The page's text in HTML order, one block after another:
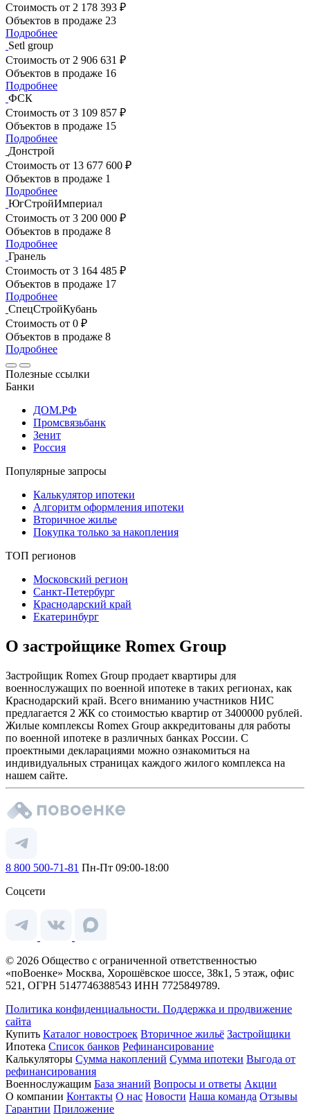
Стоимость от 2 178 393 ₽
Объектов в продаже 23
Подробнее
Setl group
Стоимость от 2 906 631 ₽
Объектов в продаже 16
Подробнее
ФСК
Стоимость от 3 109 857 ₽
Объектов в продаже 15
Подробнее
Донстрой
Стоимость от 13 677 600 ₽
Объектов в продаже 1
Подробнее
ЮгСтройИмпериал
Стоимость от 3 200 000 ₽
Объектов в продаже 8
Подробнее
Гранель
Стоимость от 3 164 485 ₽
Объектов в продаже 17
Подробнее
СпецСтройКубань
Стоимость от 0 ₽
Объектов в продаже 8
Подробнее
Полезные ссылки
Банки
ДОМ.РФ
Промсвязьбанк
Зенит
Россия
Популярные запросы
Калькулятор ипотеки
Алгоритм оформления ипотеки
Вторичное жилье
Покупка только за накопления
ТОП регионов
Московский регион
Санкт-Петербург
Краснодарский край
Екатеринбург
О застройщике Romex Group
Застройщик Romex Group продает квартиры для
военнослужащих по военной ипотеке в таких регионах, как
Краснодарский край. Всего вниманию участников НИС
предлагается 2 ЖК со стоимостью квартир от 3400000 рублей.
Жилые комплексы Romex Group аккредитованы для работы
по военной ипотеке в различных банках России. С
проектными декларациями можно ознакомиться на
индивидуальных страницах каждого жилого комплекса на
нашем сайте.
8 800 500-71-81 Пн-Пт 09:00-18:00
Соцсети
© 2026 Общество с ограниченной ответственностью
«поВоенке» Москва, Хорошёвское шоссе, 38к1, 5 этаж, офис
521, ОГРН 5147746388543 ИНН 7725849789.
Политика конфиденциальности. Поддержка и продвижение
сайта
Купить Каталог новостроек Вторичное жильё Застройщики
Ипотека Список банков Рефинансирование
Калькуляторы Сумма накоплений Сумма ипотеки Выгода от
рефинансирования
Военнослужащим База знаний Вопросы и ответы Акции
О компании Контакты О нас Новости Наша команда Отзывы
Гарантии Приложение